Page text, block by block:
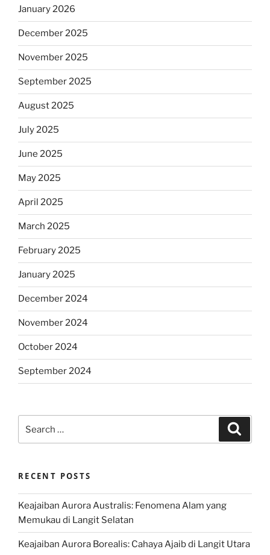
January 2026
December 2025
November 2025
September 2025
August 2025
July 2025
June 2025
May 2025
April 2025
March 2025
February 2025
January 2025
December 2024
November 2024
October 2024
September 2024
for:
RECENT POSTS
Keajaiban Aurora Australis: Fenomena Alam yang
Memukau di Langit Selatan
Keajaiban Aurora Borealis: Cahaya Ajaib di Langit Utara